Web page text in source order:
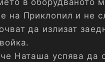
в оборудваното
на Приклопил и не
да излизат
Наташа успява да